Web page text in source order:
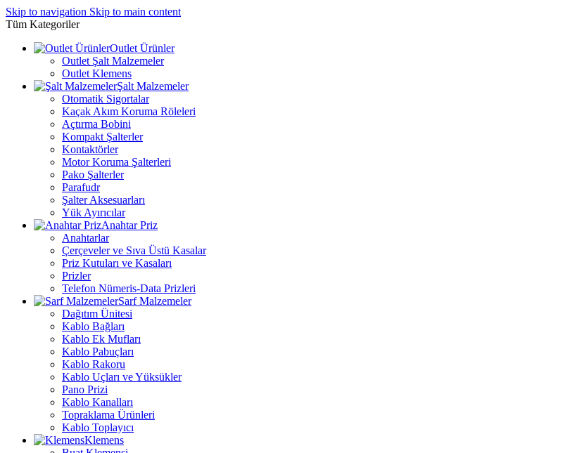
Skip to navigation Skip to main content
Tüm Kategoriler
Outlet Ürünler
Outlet Şalt Malzemeler
Outlet Klemens
Şalt Malzemeler
Otomatik Sigortalar
Kaçak Akım Koruma Röleleri
Açtırma Bobini
Kompakt Şalterler
Kontaktörler
Motor Koruma Şalterleri
Pako Şalterler
Parafudr
Şalter Aksesuarları
Yük Ayırıcılar
Anahtar Priz
Anahtarlar
Çerçeveler ve Sıva Üstü Kasalar
Priz Kutuları ve Kasaları
Prizler
Telefon Nümeris-Data Prizleri
Sarf Malzemeler
Dağıtım Ünitesi
Kablo Bağları
Kablo Ek Mufları
Kablo Pabuçları
Kablo Rakoru
Kablo Uçları ve Yüksükler
Pano Prizi
Kablo Kanalları
Topraklama Ürünleri
Kablo Toplayıcı
Klemens